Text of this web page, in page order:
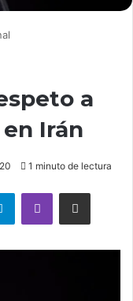
a
Irán
1 minuto de lectura
Telegram